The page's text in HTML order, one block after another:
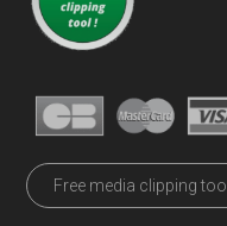
Free media clipping tool